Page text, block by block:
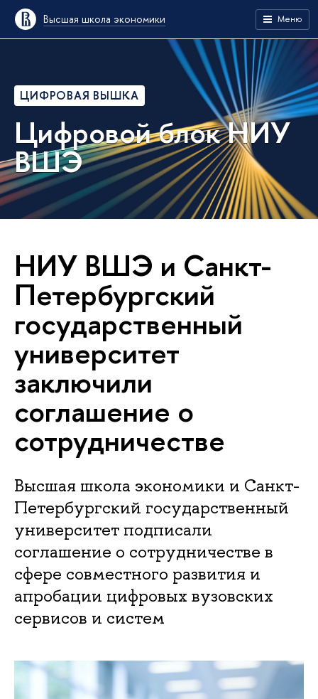
Высшая школа экономики Меню
ЦИФРОВАЯ ВЫШКА
Цифровой блок НИУ
ВШЭ
НИУ ВШЭ и Санкт-
Петербургский
государственный
университет
заключили
соглашение о
сотрудничестве
Высшая школа экономики и Санкт-
Петербургский государственный
университет подписали
соглашение о сотрудничестве в
сфере совместного развития и
апробации цифровых вузовских
сервисов и систем